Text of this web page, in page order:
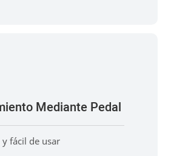
Mediante Pedal
fácil de usar